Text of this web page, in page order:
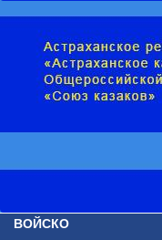
ВОЙСКО